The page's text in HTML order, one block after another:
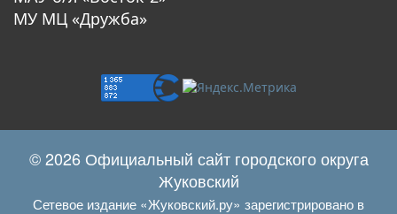
МУ МЦ «Дружба»
© 2026 Официальный сайт городского округа
Жуковский
Сетевое издание «Жуковский.ру» зарегистрировано в